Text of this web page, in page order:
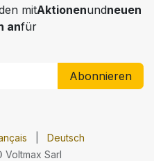
mitAktionenundneuen
anfür
Abonnieren
Sarl
Deutsch